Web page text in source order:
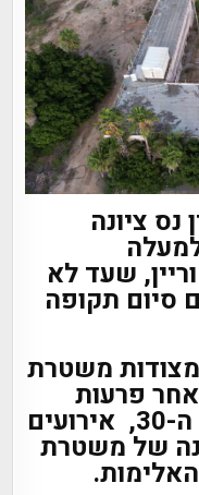
ציונה
שעד לא
סיום תקופה
משטרת
פרעות
המרד הערבי בסוף שנות ה-30, אירועים
של משטרת